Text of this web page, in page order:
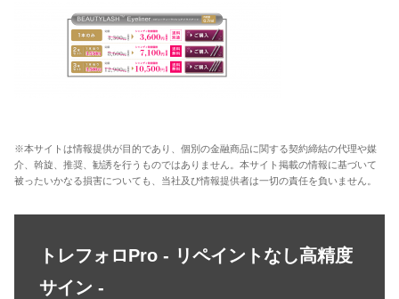
※本サイトは情報提供が目的であり、個別の金融商品に関する契約締結の代理や媒
介、斡旋、推奨、勧誘を行うものではありません。本サイト掲載の情報に基づいて
被ったいかなる損害についても、当社及び情報提供者は一切の責任を負いません。
トレフォロPro - リペイントなし高精度
サイン -